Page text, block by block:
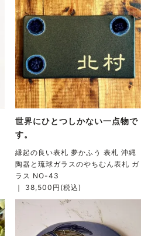
世界にひとつしかない一点物で
す。
縁起の良い表札 夢かふう 表札 沖縄
陶器と琉球ガラスのやちむん表札 ガ
ラス NO-43
｜ 38,500円(税込)